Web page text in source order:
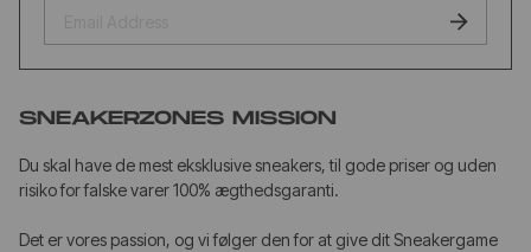
SNEAKERZONES MISSION
Du skal have de mest eksklusive sneakers, til gode priser og uden
risiko for falske varer 100% ægthedsgaranti.
Det er vores passion, og vi følger den for at give dit Sneakergame